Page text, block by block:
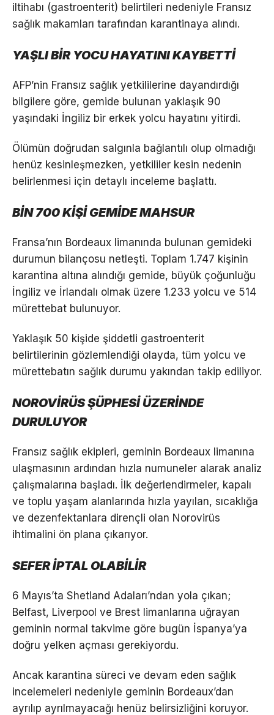
iltihabı (gastroenterit) belirtileri nedeniyle Fransız
sağlık makamları tarafından karantinaya alındı.
YAŞLI BİR YOCU HAYATINI KAYBETTİ
AFP’nin Fransız sağlık yetkililerine dayandırdığı
bilgilere göre, gemide bulunan yaklaşık 90
yaşındaki İngiliz bir erkek yolcu hayatını yitirdi.
Ölümün doğrudan salgınla bağlantılı olup olmadığı
henüz kesinleşmezken, yetkililer kesin nedenin
belirlenmesi için detaylı inceleme başlattı.
BİN 700 KİŞİ GEMİDE MAHSUR
Fransa’nın Bordeaux limanında bulunan gemideki
durumun bilançosu netleşti. Toplam 1.747 kişinin
karantina altına alındığı gemide, büyük çoğunluğu
İngiliz ve İrlandalı olmak üzere 1.233 yolcu ve 514
mürettebat bulunuyor.
Yaklaşık 50 kişide şiddetli gastroenterit
belirtilerinin gözlemlendiği olayda, tüm yolcu ve
mürettebatın sağlık durumu yakından takip ediliyor.
NOROVİRÜS ŞÜPHESİ ÜZERİNDE
DURULUYOR
Fransız sağlık ekipleri, geminin Bordeaux limanına
ulaşmasının ardından hızla numuneler alarak analiz
çalışmalarına başladı. İlk değerlendirmeler, kapalı
ve toplu yaşam alanlarında hızla yayılan, sıcaklığa
ve dezenfektanlara dirençli olan Norovirüs
ihtimalini ön plana çıkarıyor.
SEFER İPTAL OLABİLİR
6 Mayıs’ta Shetland Adaları’ndan yola çıkan;
Belfast, Liverpool ve Brest limanlarına uğrayan
geminin normal takvime göre bugün İspanya’ya
doğru yelken açması gerekiyordu.
Ancak karantina süreci ve devam eden sağlık
incelemeleri nedeniyle geminin Bordeaux’dan
ayrılıp ayrılmayacağı henüz belirsizliğini koruyor.